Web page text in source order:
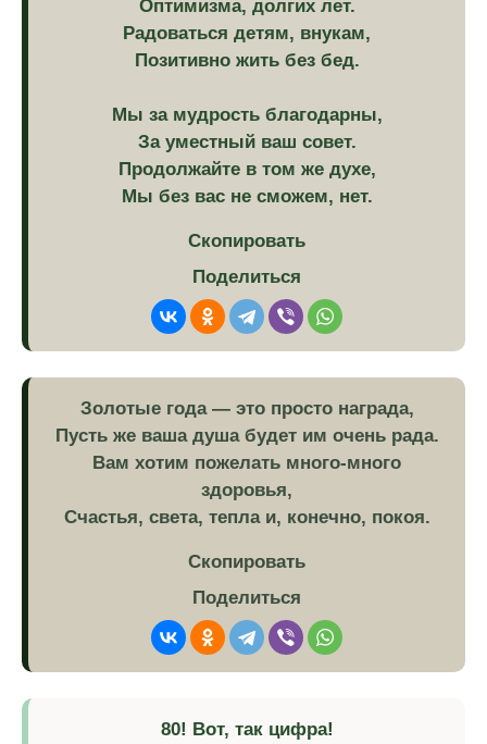
Оптимизма, долгих лет.
Радоваться детям, внукам,
Позитивно жить без бед.
Мы за мудрость благодарны,
За уместный ваш совет.
Продолжайте в том же духе,
Мы без вас не сможем, нет.
Скопировать
Поделиться
Золотые года — это просто награда,
Пусть же ваша душа будет им очень рада.
Вам хотим пожелать много-много
здоровья,
Счастья, света, тепла и, конечно, покоя.
Скопировать
Поделиться
80! Вот, так цифра!